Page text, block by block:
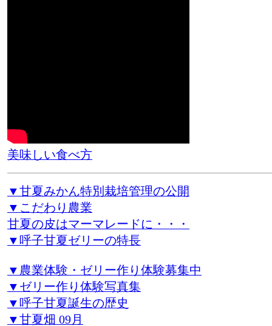
美味しい食べ方
▼甘夏みかん特別栽培管理の公開
▼こだわり農業
甘夏の皮はマーマレードに・・・
▼呼子甘夏ゼリーの特長
▼農業体験・ゼリー作り体験募集中
▼ゼリー作り体験写真集
▼呼子甘夏誕生の歴史
▼甘夏畑 09月